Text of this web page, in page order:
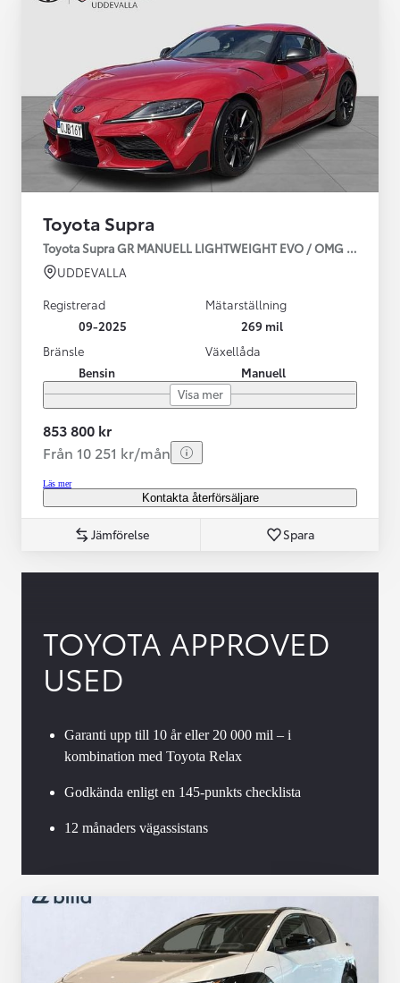
Toyota Supra
Toyota Supra GR MANUELL LIGHTWEIGHT EVO / OMG LEV!
UDDEVALLA
Registrerad
09-2025
Mätarställning
269 mil
Bränsle
Bensin
Växellåda
Manuell
Visa mer
853 800 kr
Från 10 251 kr/mån
Läs mer
Kontakta återförsäljare
Jämförelse Spara
TOYOTA APPROVED
USED
Garanti upp till 10 år eller 20 000 mil – i
kombination med Toyota Relax
Godkända enligt en 145-punkts checklista
12 månaders vägassistans